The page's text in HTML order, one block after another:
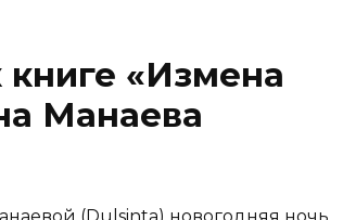
«Измена
Манаева
(Dulsinta) новогодняя ночь